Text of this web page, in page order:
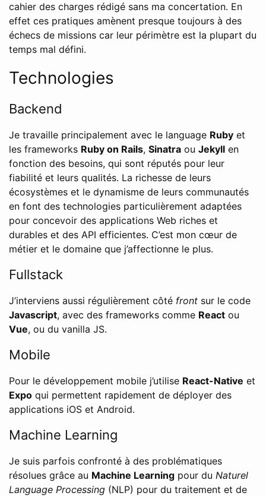
cahier des charges rédigé sans ma concertation. En
effet ces pratiques amènent presque toujours à des
échecs de missions car leur périmètre est la plupart du
temps mal défini.
Technologies
Backend
Je travaille principalement avec le language Ruby et
les frameworks Ruby on Rails, Sinatra ou Jekyll en
fonction des besoins, qui sont réputés pour leur
fiabilité et leurs qualités. La richesse de leurs
écosystèmes et le dynamisme de leurs communautés
en font des technologies particulièrement adaptées
pour concevoir des applications Web riches et
durables et des API efficientes. C’est mon cœur de
métier et le domaine que j’affectionne le plus.
Fullstack
J’interviens aussi régulièrement côté front sur le code
Javascript, avec des frameworks comme React ou
Vue, ou du vanilla JS.
Mobile
Pour le développement mobile j’utilise React-Native et
Expo qui permettent rapidement de déployer des
applications iOS et Android.
Machine Learning
Je suis parfois confronté à des problématiques
résolues grâce au Machine Learning pour du Naturel
Language Processing (NLP) pour du traitement et de